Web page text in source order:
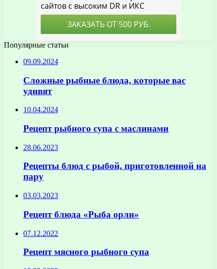
Популярные статьи
09.09.2024
Сложные рыбные блюда, которые вас
удивят
10.04.2024
Рецепт рыбного супа с маслинами
28.06.2023
Рецепты блюд с рыбой, приготовленной на
пару
03.03.2023
Рецепт блюда «Рыба орли»
07.12.2022
Рецепт мясного рыбного супа